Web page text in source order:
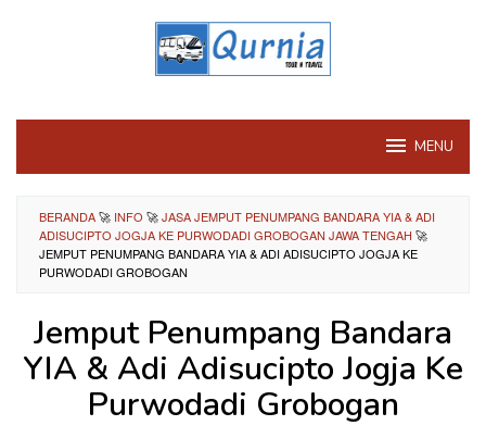
MENU
BERANDA🚀 INFO 🚀JASA JEMPUT PENUMPANG BANDARA YIA & ADI
ADISUCIPTO JOGJA KE PURWODADI GROBOGAN JAWA TENGAH 🚀
JEMPUT PENUMPANG BANDARA YIA & ADI ADISUCIPTO JOGJA KE
PURWODADI GROBOGAN
Jemput Penumpang Bandara
YIA & Adi Adisucipto Jogja Ke
Purwodadi Grobogan